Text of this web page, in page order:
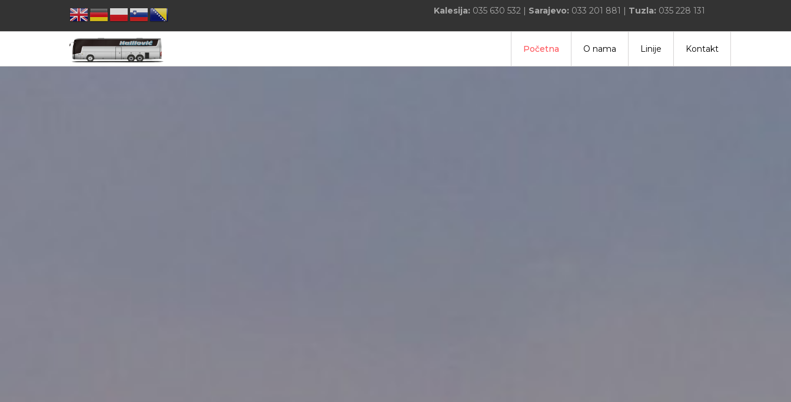
Kalesija: 035 630 532 | Sarajevo: 033 201 881 | Tuzla: 035 228 131
Početna O nama Linije Kontakt